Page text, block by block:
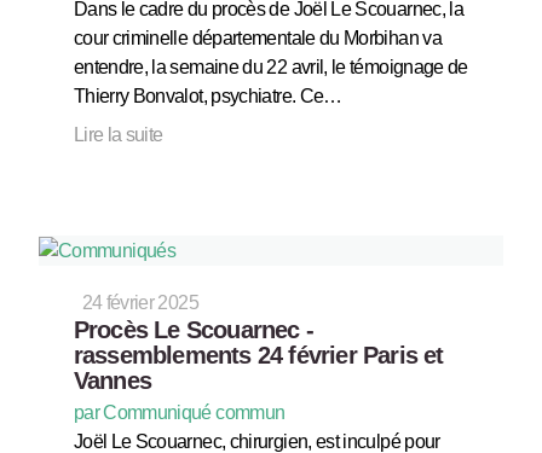
Dans le cadre du procès de Joël Le Scouarnec, la
cour criminelle départementale du Morbihan va
entendre, la semaine du 22 avril, le témoignage de
Thierry Bonvalot, psychiatre. Ce…
Lire la suite
24 février 2025
Procès Le Scouarnec -
rassemblements 24 février Paris et
Vannes
par Communiqué commun
Joël Le Scouarnec, chirurgien, est inculpé pour